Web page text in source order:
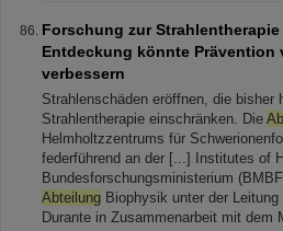
Forschung zur
Entdeckung könnte Prävention
verbessern
Strahlenschäden eröffnen, die bisher
Strahlentherapie einschränken. Die
Helmholtzzentrums für
federführend an der [...] Institutes of
Bundesforschungsministerium
Abteilung Biophysik unter der
Durante in Zusammenarbeit mit dem